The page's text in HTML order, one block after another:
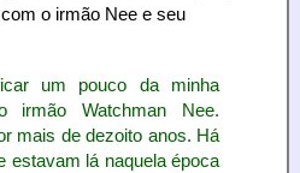
o irmão Nee e seu
um pouco da minha
irmão Watchman Nee.
mais de dezoito anos. Há
estavam lá naquela época